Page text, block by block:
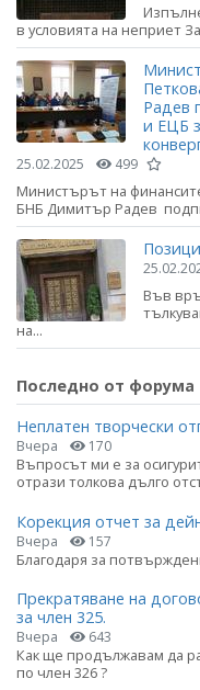
в условията на неприет
Радев
и ЕЦБ
25.02.2025 499
Министърът на
БНБ Димитър Радев
Във
на...
Последно от форума
Неплатен творчески
Вчера 170
Въпросът ми е за
отрази толкова дълго
Корекция отчет за
Вчера 157
Благодаря за
Прекратяване на
за член 325.
Вчера 643
Как ще продължавам да
по член 326 ?